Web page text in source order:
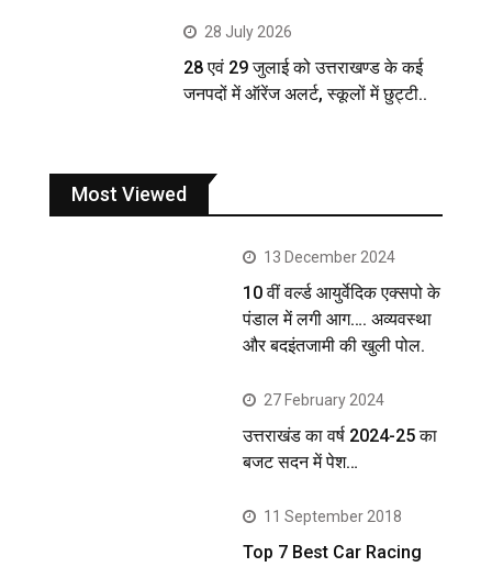
28 July 2026
28 एवं 29 जुलाई को उत्तराखण्ड के कई
जनपदों में ऑरेंज अलर्ट, स्कूलों में छुट्टी..
Most Viewed
13 December 2024
10 वीं वर्ल्ड आयुर्वेदिक एक्सपो के
पंडाल में लगी आग…. अव्यवस्था
और बदइंतजामी की खुली पोल.
27 February 2024
उत्तराखंड का वर्ष 2024-25 का
बजट सदन में पेश…
11 September 2018
Top 7 Best Car Racing